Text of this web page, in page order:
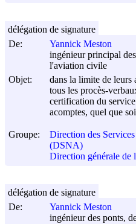
De:
Yannick Meston
ingénieur principal
l'aviation civile
Objet:
dans la limite de leurs
tous les procès-
certification du
acomptes, quel que
Groupe:
Direction des
(DSNA)
Direction générale
délégation de signature
De:
Yannick Meston
ingénieur des ponts,
délégation de signature